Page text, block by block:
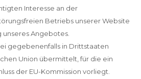
Interesse an der
Betriebs unserer Website
unseres Angebotes.
gegebenenfalls in Drittstaaten
Union übermittelt, für die ein
der EU-Kommission vorliegt.